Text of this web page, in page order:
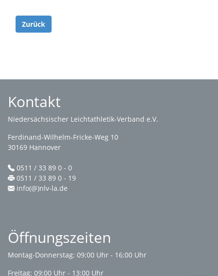
Zurück
Kontakt
Niedersächsischer Leichtathletik-Verband e.V.
Ferdinand-Wilhelm-Fricke-Weg 10
30169 Hannover
0511 / 33 89 0 - 0
0511 / 33 89 0 - 19
info(@)nlv-la.de
Öffnungszeiten
Montag-Donnerstag: 09:00 Uhr - 16:00 Uhr
Freitag: 09:00 Uhr - 13:00 Uhr